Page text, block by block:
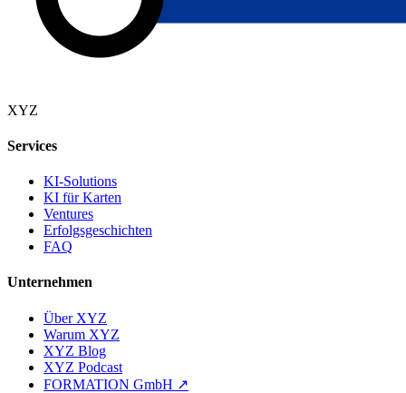
XYZ
Services
KI-Solutions
KI für Karten
Ventures
Erfolgsgeschichten
FAQ
Unternehmen
Über XYZ
Warum XYZ
XYZ Blog
XYZ Podcast
FORMATION GmbH ↗